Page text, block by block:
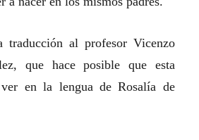
traducción al profesor Vicenzo
que hace posible que esta
en la lengua de Rosalía de